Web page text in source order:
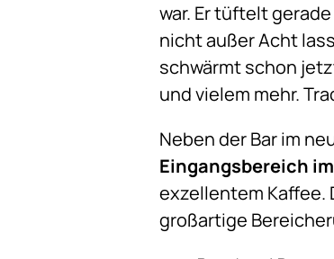
war. Er tüftelt
nicht außer Acht
schwärmt schon
und vielem mehr.
Neben der Bar im
Eingangsbereich
exzellentem Kaffee.
großartige